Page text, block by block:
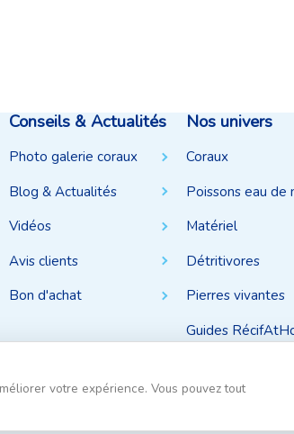
Conseils & Actualités
Photo galerie coraux
Blog & Actualités
Vidéos
Avis clients
Bon d'achat
Nos univers
Coraux
Poissons eau de
Matériel
Détritivores
Pierres vivantes
Guides
votre expérience. Vous pouvez tout